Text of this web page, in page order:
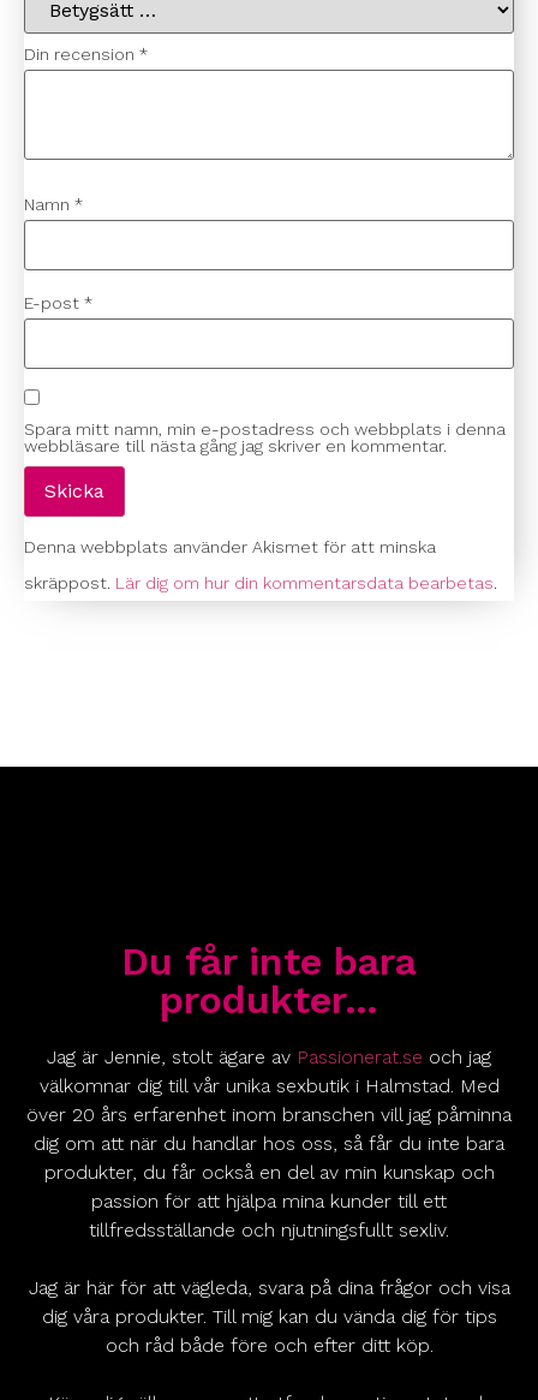
Din recension *
Namn *
E-post *
Spara mitt namn, min e-postadress och webbplats i denna
webbläsare till nästa gång jag skriver en kommentar.
Denna webbplats använder Akismet för att minska
skräppost. Lär dig om hur din kommentarsdata bearbetas.
Du får inte bara
produkter…
Jag är Jennie, stolt ägare av Passionerat.se och jag
välkomnar dig till vår unika sexbutik i Halmstad. Med
över 20 års erfarenhet inom branschen vill jag påminna
dig om att när du handlar hos oss, så får du inte bara
produkter, du får också en del av min kunskap och
passion för att hjälpa mina kunder till ett
tillfredsställande och njutningsfullt sexliv.
Jag är här för att vägleda, svara på dina frågor och visa
dig våra produkter. Till mig kan du vända dig för tips
och råd både före och efter ditt köp.